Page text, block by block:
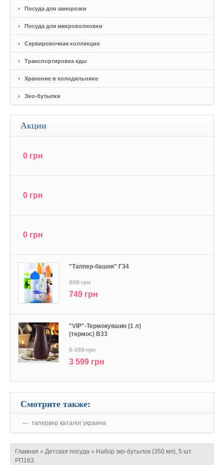
Посуда для заморозки
Посуда для микроволновки
Сервировочная коллекция
Транспортировка еды
Хранение в холодильнике
Эко-бутылки
Акции
0 грн
0 грн
0 грн
"Tаппер-башня" Г34
999 грн
749 грн
"VIP"-Термокувшин (1 л)
(термос) В33
5 399 грн
3 599 грн
Смотрите также:
тапервер каталог украина
Главная » Детская посуда » Набор эко-бутылок (350 мл), 5 шт.
РП163